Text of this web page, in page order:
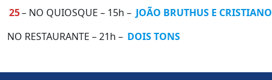
25– NO QUIOSQUE – 15h – JOÃO BRUTHUS E CRISTIANO
NO RESTAURANTE – 21h – DOIS TONS